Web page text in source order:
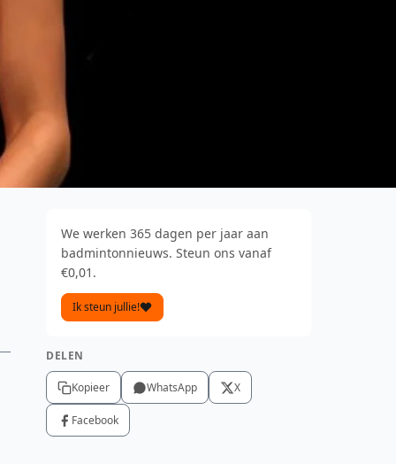
We werken 365 dagen per jaar aan
badmintonnieuws. Steun ons vanaf
€0,01.
Ik steun jullie!
DELEN
Kopieer WhatsApp X
Facebook